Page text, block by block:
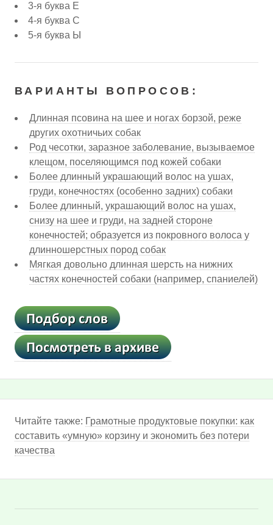
3-я буква Е
4-я буква С
5-я буква Ы
ВАРИАНТЫ ВОПРОСОВ:
Длинная псовина на шее и ногах борзой, реже
других охотничьих собак
Род чесотки, заразное заболевание, вызываемое
клещом, поселяющимся под кожей собаки
Более длинный украшающий волос на ушах,
груди, конечностях (особенно задних) собаки
Более длинный, украшающий волос на ушах,
снизу на шее и груди, на задней стороне
конечностей; образуется из покровного волоса у
длинношерстных пород собак
Мягкая довольно длинная шерсть на нижних
частях конечностей собаки (например, спаниелей)
Читайте также: Грамотные продуктовые покупки: как
составить «умную» корзину и экономить без потери
качества